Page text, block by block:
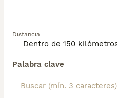
Distancia
Palabra clave